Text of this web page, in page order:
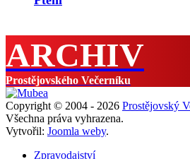
ARCHIV
Prostějovského Večerníku
Copyright © 2004 - 2026 Prostějovský
Všechna práva vyhrazena.
Vytvořil: Joomla weby.
Zpravodajství